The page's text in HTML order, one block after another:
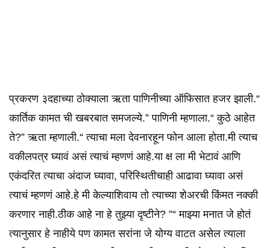
प्रकरण ३दहाच्या ठोक्याला ऋता पाणिनीच्या ऑफिसात हजर झाली.“
कार्तिक कामत ची खबरबात समजल्ये.” पाणिनी म्हणाला.“ कुठे आहेत
ते?” ऋता म्हणाली.“ त्याचा मला देवनारहून फोन आला होता.मी त्याच
वकीलपत्र घ्यावं असं त्याचं म्हणणं आहे.या क्ष ला मी भेटावं आणि
एकंदरित त्याचा अंदाज घ्यावा, परिस्थितीचाही आढावा घ्यावा असं
त्याचं म्हणणं आहे.हे मी केल्याशिवाय तो त्याच्या शेअरची किंमत नक्की
करणार नाही.ठीक आहे ना हे तुझ्या दृष्टीने? ”“ माझ्या मनात जे होतं
त्यानुसार हे नाहीये पण कामत सरांना जे योग्य वाटत असेल त्याला